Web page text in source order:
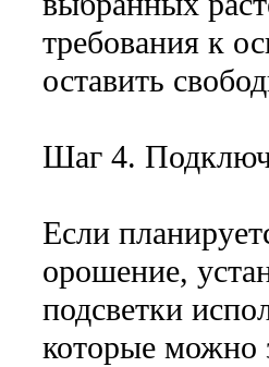
требования к
оставить
Шаг 4.
Если
орошение,
подсветки
которые можно